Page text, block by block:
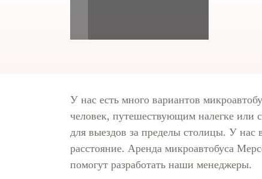
У нас есть много вариантов
человек, путешествующим налегке или
для выездов за пределы столицы. У нас
расстояние. Аренда микроавтобуса
помогут разработать наши менеджеры.